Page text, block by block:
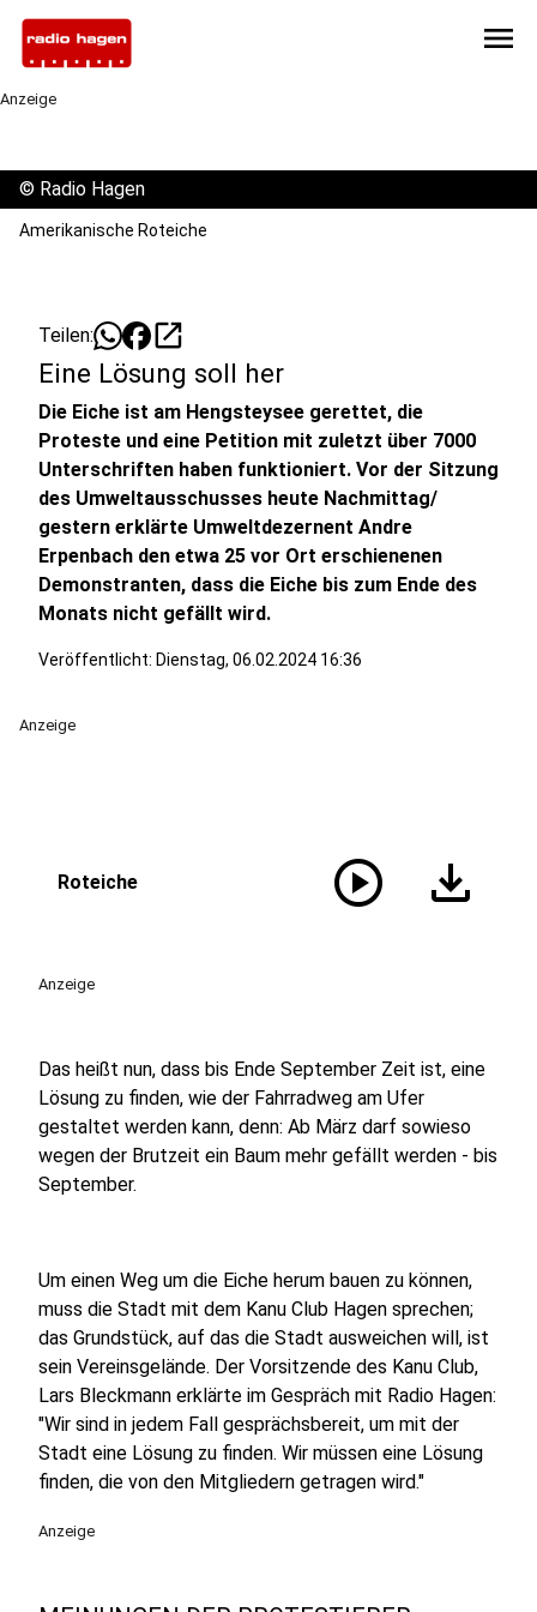
menu
Anzeige
© Radio Hagen
Amerikanische Roteiche
Teilen: open_in_new
Eine Lösung soll her
Die Eiche ist am Hengsteysee gerettet, die
Proteste und eine Petition mit zuletzt über 7000
Unterschriften haben funktioniert. Vor der Sitzung
des Umweltausschusses heute Nachmittag/
gestern erklärte Umweltdezernent Andre
Erpenbach den etwa 25 vor Ort erschienenen
Demonstranten, dass die Eiche bis zum Ende des
Monats nicht gefällt wird.
Veröffentlicht: Dienstag, 06.02.2024 16:36
Anzeige
Roteiche play_circle download
Anzeige
Das heißt nun, dass bis Ende September Zeit ist, eine
Lösung zu finden, wie der Fahrradweg am Ufer
gestaltet werden kann, denn: Ab März darf sowieso
wegen der Brutzeit ein Baum mehr gefällt werden - bis
September.
Um einen Weg um die Eiche herum bauen zu können,
muss die Stadt mit dem Kanu Club Hagen sprechen;
das Grundstück, auf das die Stadt ausweichen will, ist
sein Vereinsgelände. Der Vorsitzende des Kanu Club,
Lars Bleckmann erklärte im Gespräch mit Radio Hagen:
"Wir sind in jedem Fall gesprächsbereit, um mit der
Stadt eine Lösung zu finden. Wir müssen eine Lösung
finden, die von den Mitgliedern getragen wird."
Anzeige